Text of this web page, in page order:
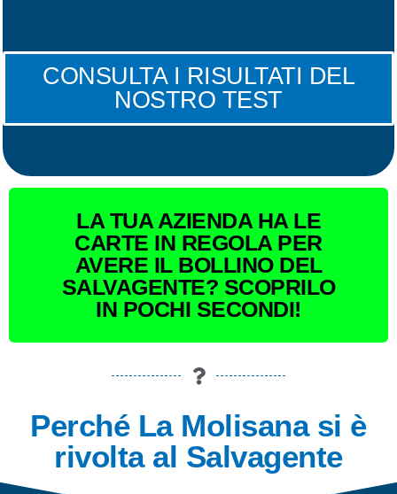
CONSULTA I RISULTATI DEL
NOSTRO TEST
LA TUA AZIENDA HA LE
CARTE IN REGOLA PER
AVERE IL BOLLINO DEL
SALVAGENTE? SCOPRILO
IN POCHI SECONDI!
Perché La Molisana si è
rivolta al Salvagente